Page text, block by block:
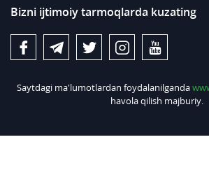
Bizni ijtimoiy tarmoqlarda kuzating
Saytdagi ma'lumotlardan foydalanilganda
havola qilish majburiy.